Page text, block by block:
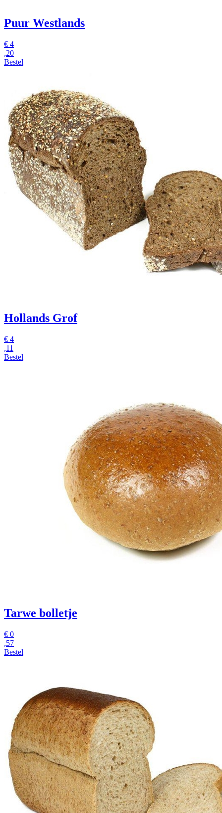
Puur Westlands
€ 4
,20
Bestel
Hollands Grof
€ 4
,11
Bestel
Tarwe bolletje
€ 0
,57
Bestel